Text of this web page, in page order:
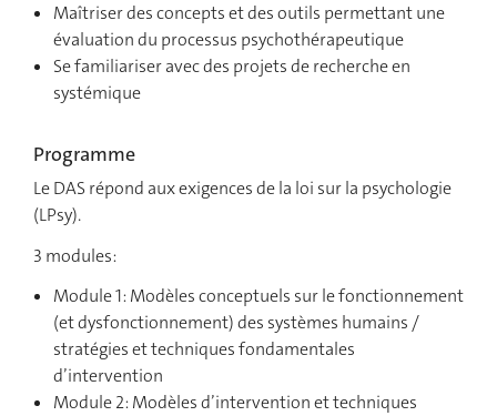
Maîtriser des concepts et des outils permettant une
évaluation du processus psychothérapeutique
Se familiariser avec des projets de recherche en
systémique
Programme
Le DAS répond aux exigences de la loi sur la psychologie
(LPsy).
3 modules:
Module 1: Modèles conceptuels sur le fonctionnement
(et dysfonctionnement) des systèmes humains /
stratégies et techniques fondamentales
d’intervention
Module 2: Modèles d’intervention et techniques